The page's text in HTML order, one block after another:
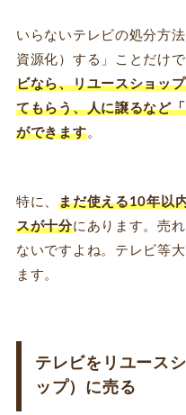
いらないテレビの処分方
資源化）する」ことだけで
ビなら、リユースショッ
てもらう、人に譲るなど
ができます。
特に、まだ使える10年以
スが十分にあります。売
ないですよね。テレビ等
ます。
テレビをリユース
ップ）に売る